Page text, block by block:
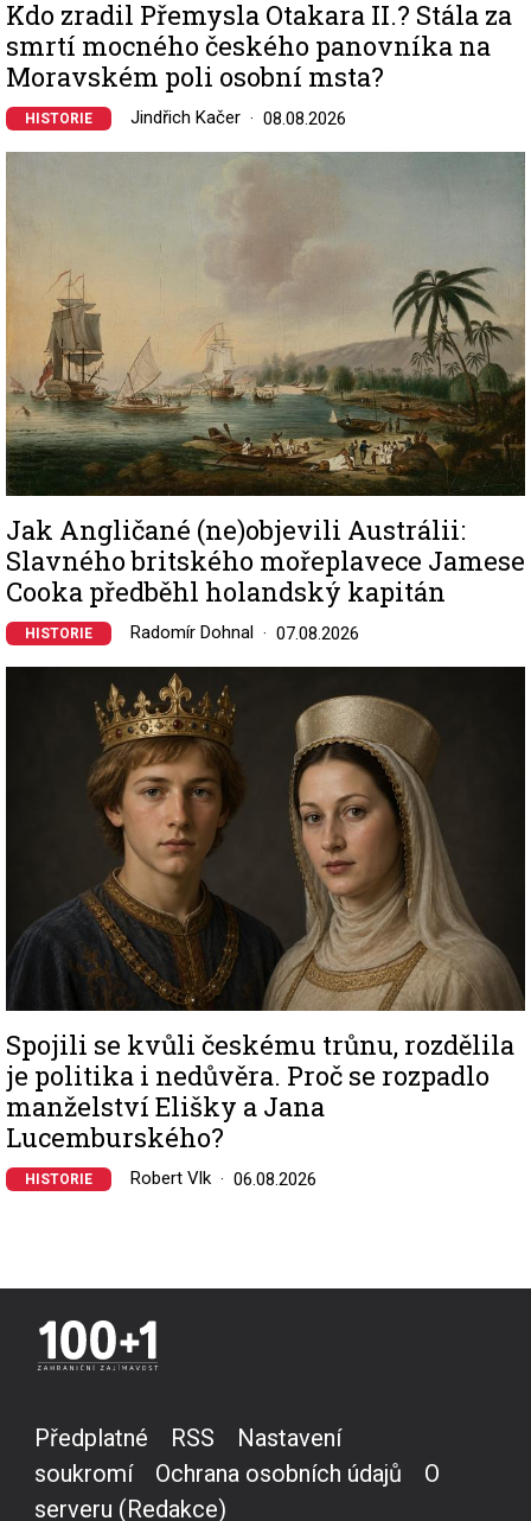
Kdo zradil Přemysla Otakara II.? Stála za
smrtí mocného českého panovníka na
Moravském poli osobní msta?
HISTORIE Jindřich Kačer 08.08.2026
Jak Angličané (ne)objevili Austrálii:
Slavného britského mořeplavece Jamese
Cooka předběhl holandský kapitán
HISTORIE Radomír Dohnal 07.08.2026
Spojili se kvůli českému trůnu, rozdělila
je politika i nedůvěra. Proč se rozpadlo
manželství Elišky a Jana
Lucemburského?
HISTORIE Robert Vlk 06.08.2026
Předplatné RSS
Nastavení
soukromí
Ochrana osobních údajů
O
serveru (Redakce)